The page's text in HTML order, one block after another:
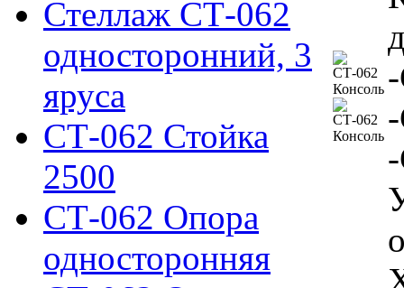
Стеллаж СТ-062
односторонний, 3
яруса
СТ-062 Стойка
2500
СТ-062 Опора
односторонняя